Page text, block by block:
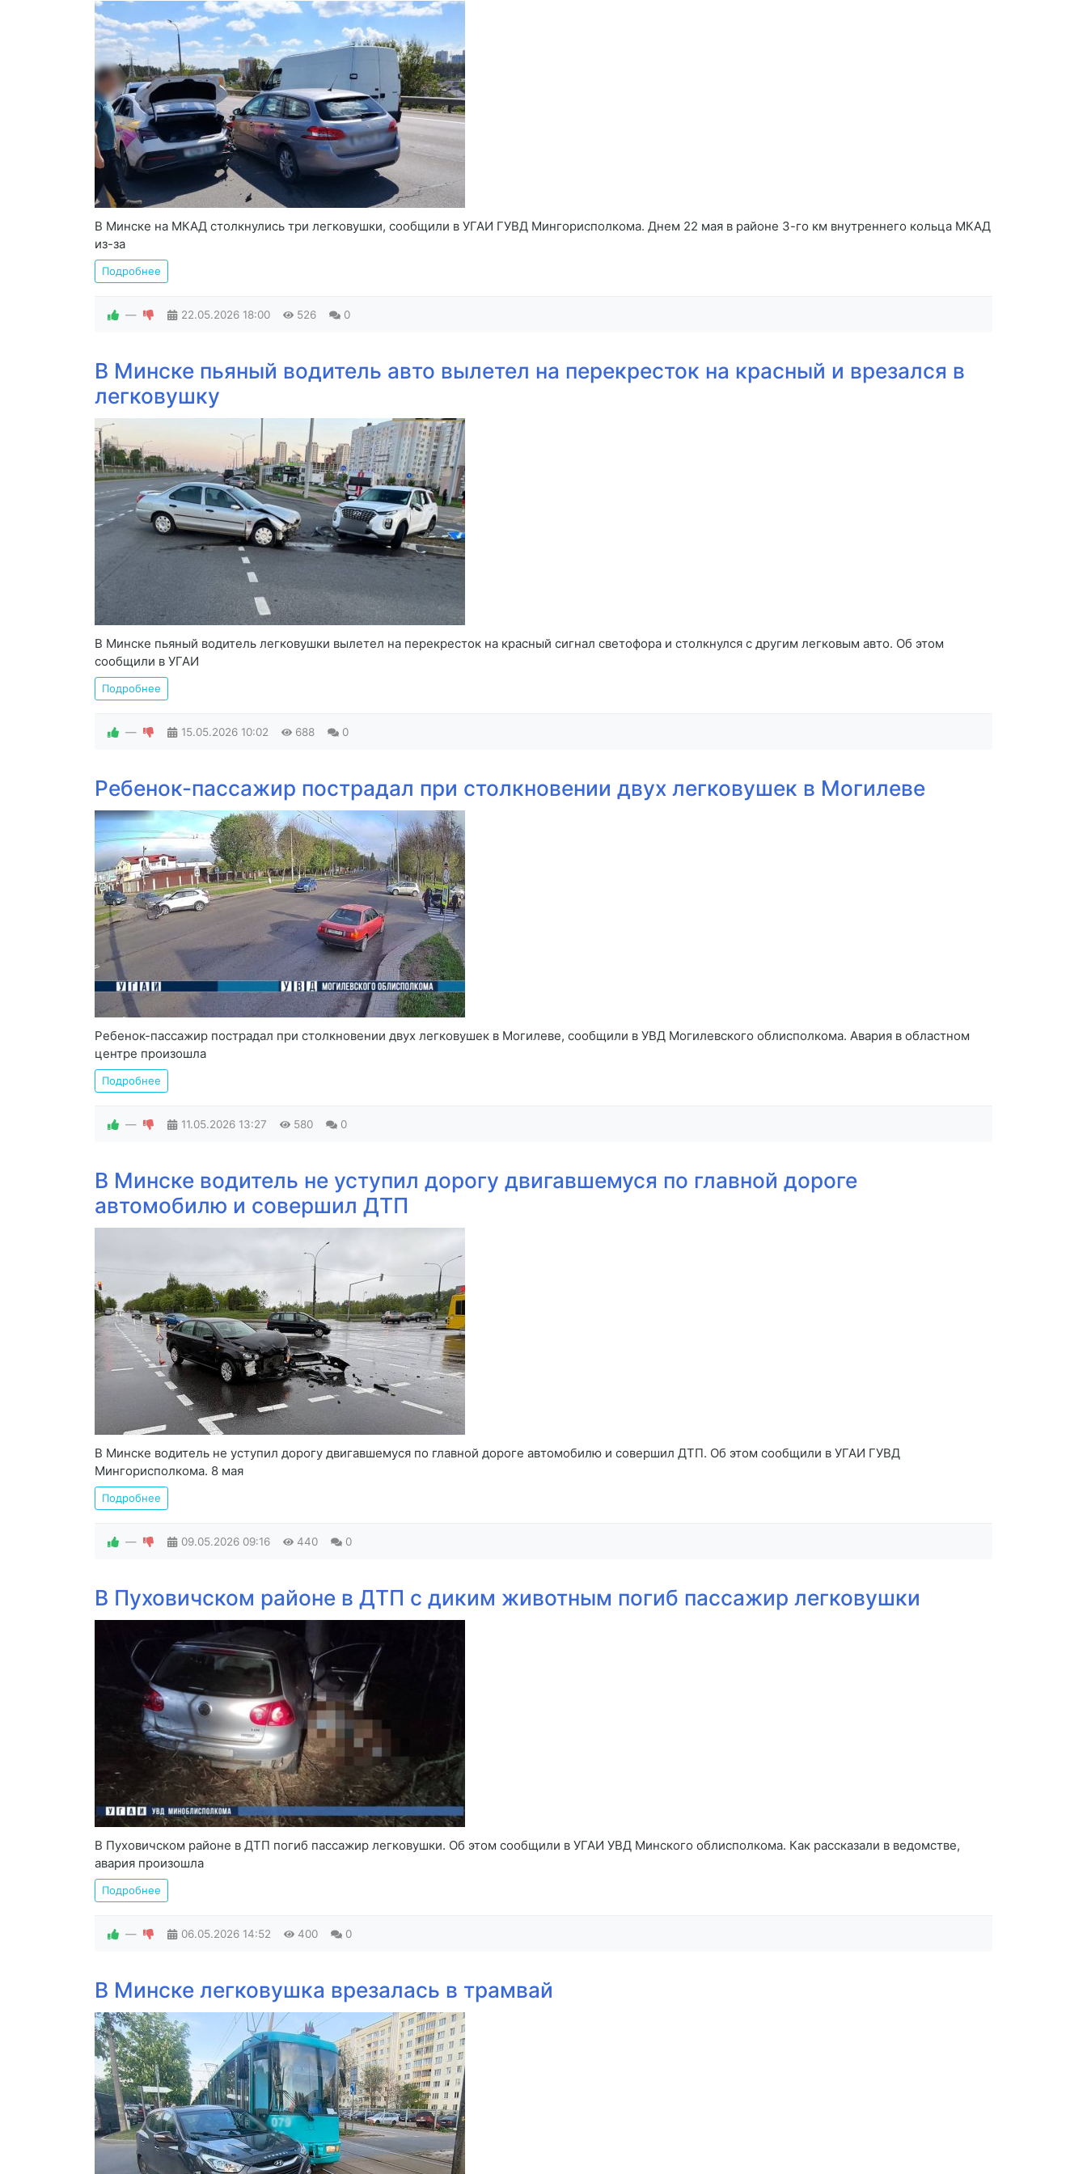
В Минске на МКАД столкнулись три легковушки, сообщили в УГАИ ГУВД Мингорисполкома. Днем 22 мая в районе 3-го км внутреннего кольца МКАД
из-за
Подробнее
— 22.05.2026 18:00 526 0
В Минске пьяный водитель авто вылетел на перекресток на красный и врезался в
легковушку
В Минске пьяный водитель легковушки вылетел на перекресток на красный сигнал светофора и столкнулся с другим легковым авто. Об этом
сообщили в УГАИ
Подробнее
— 15.05.2026 10:02 688 0
Ребенок-пассажир пострадал при столкновении двух легковушек в Могилеве
Ребенок-пассажир пострадал при столкновении двух легковушек в Могилеве, сообщили в УВД Могилевского облисполкома. Авария в областном
центре произошла
Подробнее
— 11.05.2026 13:27 580 0
В Минске водитель не уступил дорогу двигавшемуся по главной дороге
автомобилю и совершил ДТП
В Минске водитель не уступил дорогу двигавшемуся по главной дороге автомобилю и совершил ДТП. Об этом сообщили в УГАИ ГУВД
Мингорисполкома. 8 мая
Подробнее
— 09.05.2026 09:16 440 0
В Пуховичском районе в ДТП с диким животным погиб пассажир легковушки
В Пуховичском районе в ДТП погиб пассажир легковушки. Об этом сообщили в УГАИ УВД Минского облисполкома. Как рассказали в ведомстве,
авария произошла
Подробнее
— 06.05.2026 14:52 400 0
В Минске легковушка врезалась в трамвай